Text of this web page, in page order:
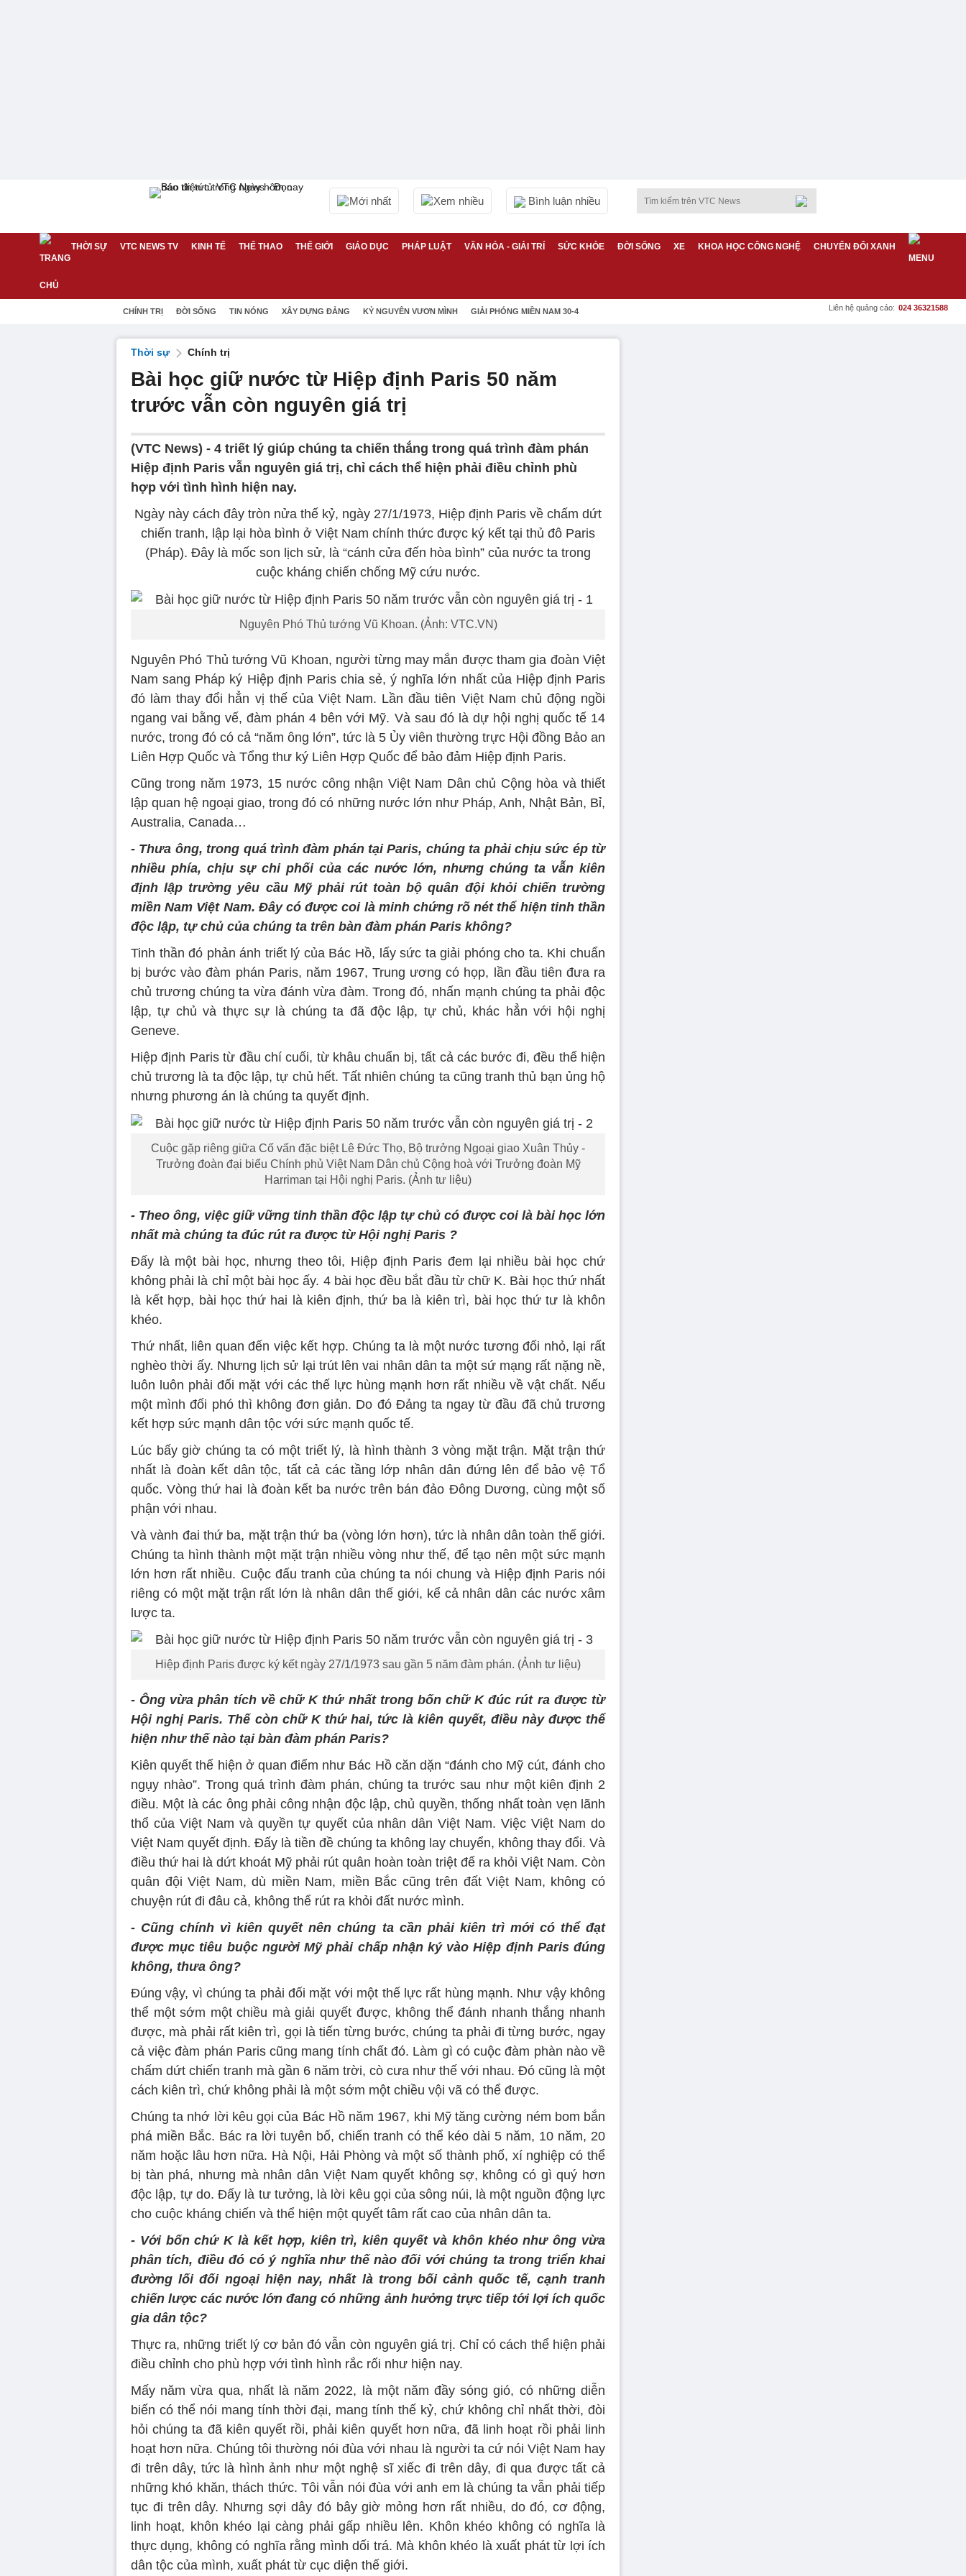
Mới nhất Xem nhiều Bình luận nhiều
THỜI SỰ VTC NEWS TV KINH TẾ THỂ THAO THẾ GIỚI GIÁO DỤC PHÁP LUẬT VĂN HÓA - GIẢI TRÍ SỨC KHỎE ĐỜI SỐNG XE KHOA HỌC CÔNG NGHỆ CHUYỂN ĐỔI XANH
CHÍNH TRỊ ĐỜI SỐNG TIN NÓNG XÂY DỰNG ĐẢNG KỶ NGUYÊN VƯƠN MÌNH GIẢI PHÓNG MIỀN NAM 30-4 Liên hệ quảng cáo: 024 36321588
Thời sự Chính trị
Bài học giữ nước từ Hiệp định Paris 50 năm
trước vẫn còn nguyên giá trị
(VTC News) - 4 triết lý giúp chúng ta chiến thắng trong quá trình đàm phán
Hiệp định Paris vẫn nguyên giá trị, chỉ cách thể hiện phải điều chỉnh phù
hợp với tình hình hiện nay.
Ngày này cách đây tròn nửa thế kỷ, ngày 27/1/1973, Hiệp định Paris về chấm dứt
chiến tranh, lập lại hòa bình ở Việt Nam chính thức được ký kết tại thủ đô Paris
(Pháp). Ðây là mốc son lịch sử, là “cánh cửa đến hòa bình” của nước ta trong
cuộc kháng chiến chống Mỹ cứu nước.
Nguyên Phó Thủ tướng Vũ Khoan. (Ảnh: VTC.VN)
Nguyên Phó Thủ tướng Vũ Khoan, người từng may mắn được tham gia đoàn Việt
Nam sang Pháp ký Hiệp định Paris chia sẻ, ý nghĩa lớn nhất của Hiệp định Paris
đó làm thay đổi hẳn vị thế của Việt Nam. Lần đầu tiên Việt Nam chủ động ngồi
ngang vai bằng vế, đàm phán 4 bên với Mỹ. Và sau đó là dự hội nghị quốc tế 14
nước, trong đó có cả “năm ông lớn”, tức là 5 Ủy viên thường trực Hội đồng Bảo an
Liên Hợp Quốc và Tổng thư ký Liên Hợp Quốc để bảo đảm Hiệp định Paris.
Cũng trong năm 1973, 15 nước công nhận Việt Nam Dân chủ Cộng hòa và thiết
lập quan hệ ngoại giao, trong đó có những nước lớn như Pháp, Anh, Nhật Bản, Bỉ,
Australia, Canada…
- Thưa ông, trong quá trình đàm phán tại Paris, chúng ta phải chịu sức ép từ
nhiều phía, chịu sự chi phối của các nước lớn, nhưng chúng ta vẫn kiên
định lập trường yêu cầu Mỹ phải rút toàn bộ quân đội khỏi chiến trường
miền Nam Việt Nam. Đây có được coi là minh chứng rõ nét thể hiện tinh thần
độc lập, tự chủ của chúng ta trên bàn đàm phán Paris không?
Tinh thần đó phản ánh triết lý của Bác Hồ, lấy sức ta giải phóng cho ta. Khi chuẩn
bị bước vào đàm phán Paris, năm 1967, Trung ương có họp, lần đầu tiên đưa ra
chủ trương chúng ta vừa đánh vừa đàm. Trong đó, nhấn mạnh chúng ta phải độc
lập, tự chủ và thực sự là chúng ta đã độc lập, tự chủ, khác hẳn với hội nghị
Geneve.
Hiệp định Paris từ đầu chí cuối, từ khâu chuẩn bị, tất cả các bước đi, đều thể hiện
chủ trương là ta độc lập, tự chủ hết. Tất nhiên chúng ta cũng tranh thủ bạn ủng hộ
nhưng phương án là chúng ta quyết định.
Cuộc gặp riêng giữa Cố vấn đặc biệt Lê Đức Thọ, Bộ trưởng Ngoại giao Xuân Thủy -
Trưởng đoàn đại biểu Chính phủ Việt Nam Dân chủ Cộng hoà với Trưởng đoàn Mỹ
Harriman tại Hội nghị Paris. (Ảnh tư liệu)
- Theo ông, việc giữ vững tinh thần độc lập tự chủ có được coi là bài học lớn
nhất mà chúng ta đúc rút ra được từ Hội nghị Paris ?
Đấy là một bài học, nhưng theo tôi, Hiệp định Paris đem lại nhiều bài học chứ
không phải là chỉ một bài học ấy. 4 bài học đều bắt đầu từ chữ K. Bài học thứ nhất
là kết hợp, bài học thứ hai là kiên định, thứ ba là kiên trì, bài học thứ tư là khôn
khéo.
Thứ nhất, liên quan đến việc kết hợp. Chúng ta là một nước tương đối nhỏ, lại rất
nghèo thời ấy. Nhưng lịch sử lại trút lên vai nhân dân ta một sứ mạng rất nặng nề,
luôn luôn phải đối mặt với các thế lực hùng mạnh hơn rất nhiều về vật chất. Nếu
một mình đối phó thì không đơn giản. Do đó Đảng ta ngay từ đầu đã chủ trương
kết hợp sức mạnh dân tộc với sức mạnh quốc tế.
Lúc bấy giờ chúng ta có một triết lý, là hình thành 3 vòng mặt trận. Mặt trận thứ
nhất là đoàn kết dân tộc, tất cả các tầng lớp nhân dân đứng lên để bảo vệ Tổ
quốc. Vòng thứ hai là đoàn kết ba nước trên bán đảo Đông Dương, cùng một số
phận với nhau.
Và vành đai thứ ba, mặt trận thứ ba (vòng lớn hơn), tức là nhân dân toàn thế giới.
Chúng ta hình thành một mặt trận nhiều vòng như thế, để tạo nên một sức mạnh
lớn hơn rất nhiều. Cuộc đấu tranh của chúng ta nói chung và Hiệp định Paris nói
riêng có một mặt trận rất lớn là nhân dân thế giới, kể cả nhân dân các nước xâm
lược ta.
Hiệp định Paris được ký kết ngày 27/1/1973 sau gần 5 năm đàm phán. (Ảnh tư liệu)
- Ông vừa phân tích về chữ K thứ nhất trong bốn chữ K đúc rút ra được từ
Hội nghị Paris. Thế còn chữ K thứ hai, tức là kiên quyết, điều này được thể
hiện như thế nào tại bàn đàm phán Paris?
Kiên quyết thể hiện ở quan điểm như Bác Hồ căn dặn “đánh cho Mỹ cút, đánh cho
ngụy nhào”. Trong quá trình đàm phán, chúng ta trước sau như một kiên định 2
điều. Một là các ông phải công nhận độc lập, chủ quyền, thống nhất toàn vẹn lãnh
thổ của Việt Nam và quyền tự quyết của nhân dân Việt Nam. Việc Việt Nam do
Việt Nam quyết định. Đấy là tiền đề chúng ta không lay chuyển, không thay đổi. Và
điều thứ hai là dứt khoát Mỹ phải rút quân hoàn toàn triệt để ra khỏi Việt Nam. Còn
quân đội Việt Nam, dù miền Nam, miền Bắc cũng trên đất Việt Nam, không có
chuyện rút đi đâu cả, không thể rút ra khỏi đất nước mình.
- Cũng chính vì kiên quyết nên chúng ta cần phải kiên trì mới có thể đạt
được mục tiêu buộc người Mỹ phải chấp nhận ký vào Hiệp định Paris đúng
không, thưa ông?
Đúng vậy, vì chúng ta phải đối mặt với một thế lực rất hùng mạnh. Như vậy không
thể một sớm một chiều mà giải quyết được, không thể đánh nhanh thắng nhanh
được, mà phải rất kiên trì, gọi là tiến từng bước, chúng ta phải đi từng bước, ngay
cả việc đàm phán Paris cũng mang tính chất đó. Làm gì có cuộc đàm phàn nào về
chấm dứt chiến tranh mà gần 6 năm trời, cò cưa như thế với nhau. Đó cũng là một
cách kiên trì, chứ không phải là một sớm một chiều vội vã có thể được.
Chúng ta nhớ lời kêu gọi của Bác Hồ năm 1967, khi Mỹ tăng cường ném bom bắn
phá miền Bắc. Bác ra lời tuyên bố, chiến tranh có thể kéo dài 5 năm, 10 năm, 20
năm hoặc lâu hơn nữa. Hà Nội, Hải Phòng và một số thành phố, xí nghiệp có thể
bị tàn phá, nhưng mà nhân dân Việt Nam quyết không sợ, không có gì quý hơn
độc lập, tự do. Đấy là tư tưởng, là lời kêu gọi của sông núi, là một nguồn động lực
cho cuộc kháng chiến và thể hiện một quyết tâm rất cao của nhân dân ta.
- Với bốn chứ K là kết hợp, kiên trì, kiên quyết và khôn khéo như ông vừa
phân tích, điều đó có ý nghĩa như thế nào đối với chúng ta trong triển khai
đường lối đối ngoại hiện nay, nhất là trong bối cảnh quốc tế, cạnh tranh
chiến lược các nước lớn đang có những ảnh hưởng trực tiếp tới lợi ích quốc
gia dân tộc?
Thực ra, những triết lý cơ bản đó vẫn còn nguyên giá trị. Chỉ có cách thể hiện phải
điều chỉnh cho phù hợp với tình hình rắc rối như hiện nay.
Mấy năm vừa qua, nhất là năm 2022, là một năm đầy sóng gió, có những diễn
biến có thể nói mang tính thời đại, mang tính thế kỷ, chứ không chỉ nhất thời, đòi
hỏi chúng ta đã kiên quyết rồi, phải kiên quyết hơn nữa, đã linh hoạt rồi phải linh
hoạt hơn nữa. Chúng tôi thường nói đùa với nhau là người ta cứ nói Việt Nam hay
đi trên dây, tức là hình ảnh như một nghệ sĩ xiếc đi trên dây, đi qua được tất cả
những khó khăn, thách thức. Tôi vẫn nói đùa với anh em là chúng ta vẫn phải tiếp
tục đi trên dây. Nhưng sợi dây đó bây giờ mỏng hơn rất nhiều, do đó, cơ động,
linh hoạt, khôn khéo lại càng phải gấp nhiều lên. Khôn khéo không có nghĩa là
thực dụng, không có nghĩa rằng mình dối trá. Mà khôn khéo là xuất phát từ lợi ích
dân tộc của mình, xuất phát từ cục diện thế giới.